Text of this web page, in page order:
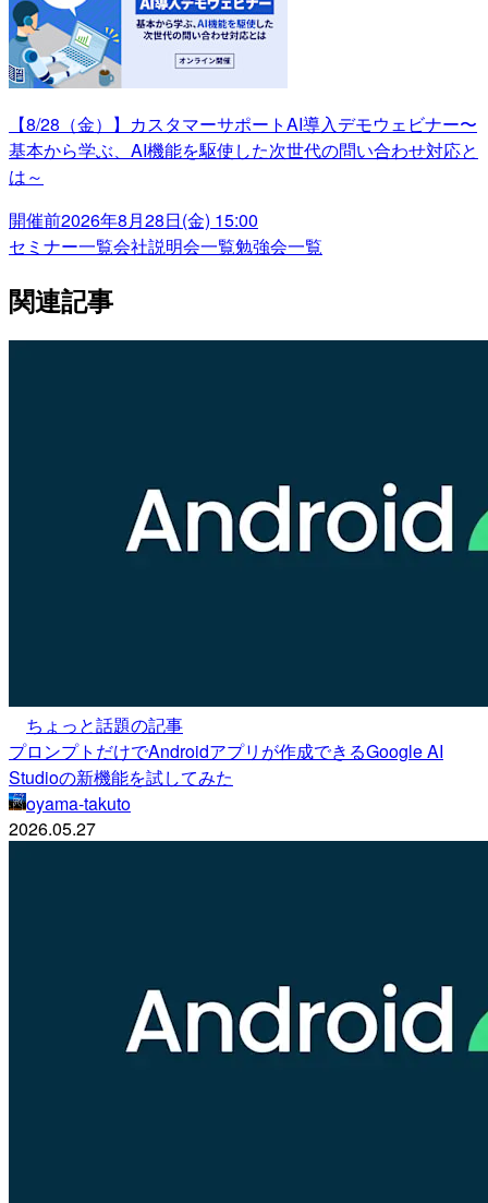
【8/28（金）】カスタマーサポートAI導入デモウェビナー〜
基本から学ぶ、AI機能を駆使した次世代の問い合わせ対応と
は～
開催前2026年8月28日(金) 15:00
セミナー一覧会社説明会一覧勉強会一覧
関連記事
ちょっと話題の記事
プロンプトだけでAndroidアプリが作成できるGoogle AI
Studioの新機能を試してみた
oyama-takuto
2026.05.27